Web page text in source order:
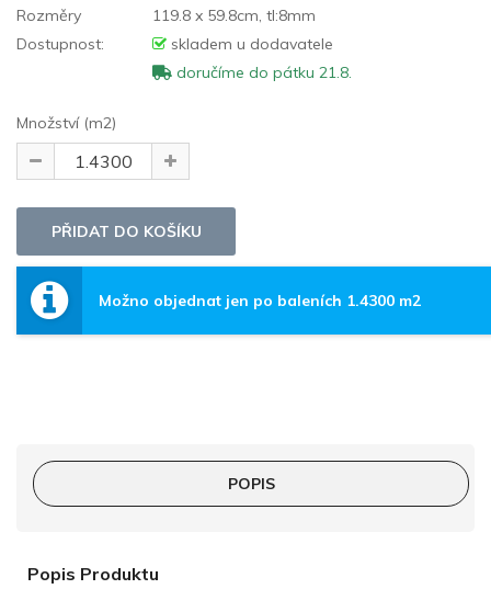
Rozměry
119.8 x 59.8cm, tl:8mm
Dostupnost:
skladem u dodavatele
doručíme do pátku 21.8.
Množství (m2)
Možno objednat jen po baleních 1.4300 m2
POPIS
Popis Produktu